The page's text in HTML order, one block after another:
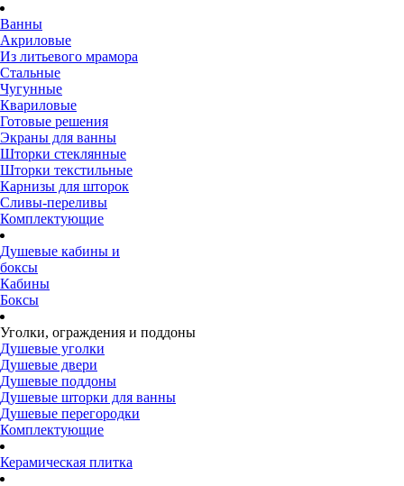
Ванны
Акриловые
Из литьевого мрамора
Стальные
Чугунные
Квариловые
Готовые решения
Экраны для ванны
Шторки стеклянные
Шторки текстильные
Карнизы для шторок
Сливы-переливы
Комплектующие
Душевые кабины и
боксы
Кабины
Боксы
Уголки, ограждения и поддоны
Душевые уголки
Душевые двери
Душевые поддоны
Душевые шторки для ванны
Душевые перегородки
Комплектующие
Керамическая плитка